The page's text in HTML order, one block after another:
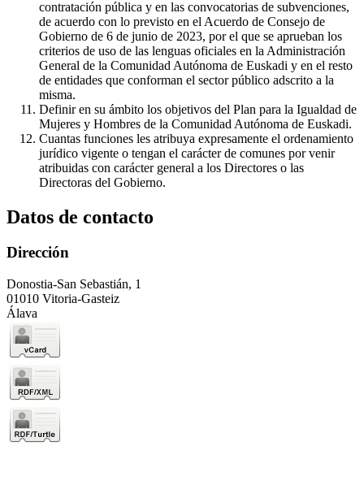
contratación pública y en las convocatorias de subvenciones,
de acuerdo con lo previsto en el Acuerdo de Consejo de
Gobierno de 6 de junio de 2023, por el que se aprueban los
criterios de uso de las lenguas oficiales en la Administración
General de la Comunidad Autónoma de Euskadi y en el resto
de entidades que conforman el sector público adscrito a la
misma.
Definir en su ámbito los objetivos del Plan para la Igualdad de
Mujeres y Hombres de la Comunidad Autónoma de Euskadi.
Cuantas funciones les atribuya expresamente el ordenamiento
jurídico vigente o tengan el carácter de comunes por venir
atribuidas con carácter general a los Directores o las
Directoras del Gobierno.
Datos de contacto
Dirección
Donostia-San Sebastián, 1
01010 Vitoria-Gasteiz
Álava